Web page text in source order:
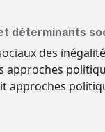
déterminants
des
approches
approches